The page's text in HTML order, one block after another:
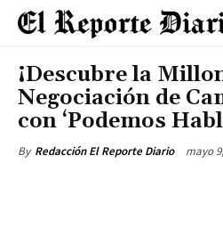
¡Descubre la
Negociación de
con ‘Podemos
By Redacción El Reporte Diario mayo